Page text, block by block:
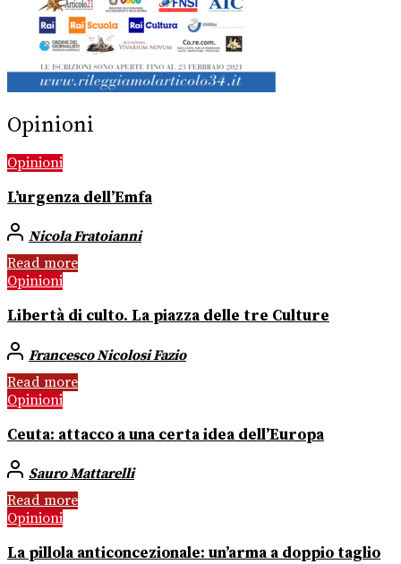
Opinioni
Opinioni
L’urgenza dell’Emfa
Nicola Fratoianni
Read more
Opinioni
Libertà di culto. La piazza delle tre Culture
Francesco Nicolosi Fazio
Read more
Opinioni
Ceuta: attacco a una certa idea dell’Europa
Sauro Mattarelli
Read more
Opinioni
La pillola anticoncezionale: un’arma a doppio taglio